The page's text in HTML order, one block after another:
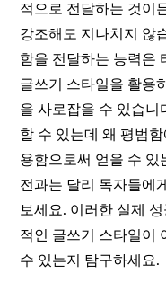
적으로 전달하는 것이
강조해도 지나치지 않
함을 전달하는 능력은
글쓰기 스타일을 활용
을 사로잡을 수 있습니
할 수 있는데 왜 평범
용함으로써 얻을 수 있
전과는 달리 독자들에
보세요. 이러한 실제
적인 글쓰기 스타일이
수 있는지 탐구하세요.